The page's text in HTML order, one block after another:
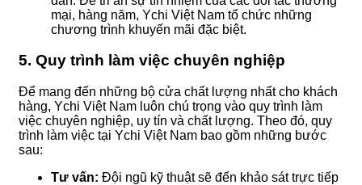
mại, hàng năm, Ychi Việt Nam tổ chức những
chương trình khuyến mãi đặc biệt.
5. Quy trình làm việc chuyên nghiệp
Để mang đến những bộ cửa chất lượng nhất cho khách
hàng, Ychi Việt Nam luôn chú trọng vào quy trình làm
việc chuyên nghiệp, uy tín và chất lượng. Theo đó, quy
trình làm việc tại Ychi Việt Nam bao gồm những bước
sau:
Tư vấn: Đội ngũ kỹ thuật sẽ đến khảo sát trực tiếp